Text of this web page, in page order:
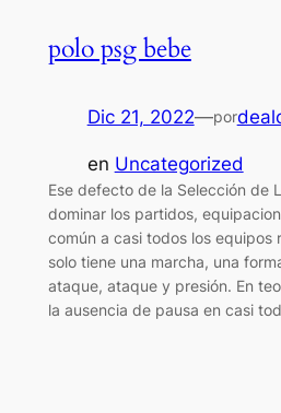
polo psg bebe
Dic 21, 2022—por
en Uncategorized
Ese defecto de la Selección de
dominar los partidos,
común a casi todos los equipos
solo tiene una marcha, una
ataque, ataque y presión. En
la ausencia de pausa en casi